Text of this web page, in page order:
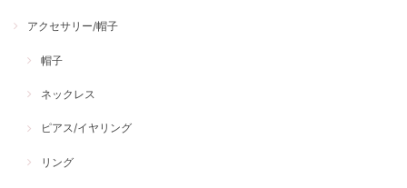
アクセサリー/帽子
帽子
ネックレス
ピアス/イヤリング
リング